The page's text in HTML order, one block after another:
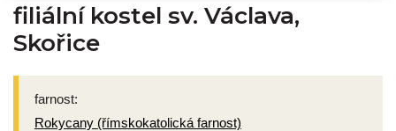
filiální kostel sv. Václava,
Skořice
farnost:
Rokycany (římskokatolická farnost)